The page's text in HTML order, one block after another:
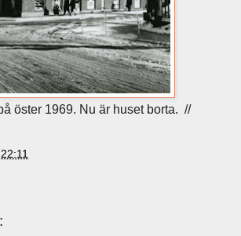
öster 1969. Nu är huset borta. //
22:11